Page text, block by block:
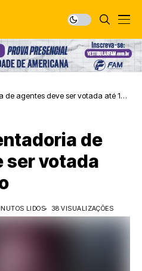
de agentes deve ser votada até 15
de
ser votada
LIDOS 38 VISUALIZAÇÕES